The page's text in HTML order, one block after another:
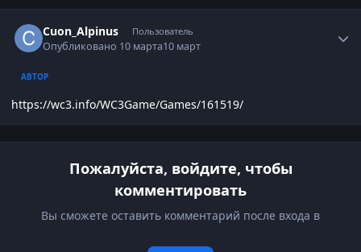
Cuon_Alpinus Пользователь
Опубликовано 10 марта10 март
АВТОР
https://wc3.info/WC3Game/Games/161519/
Пожалуйста, войдите, чтобы
комментировать
Вы сможете оставить комментарий после входа в